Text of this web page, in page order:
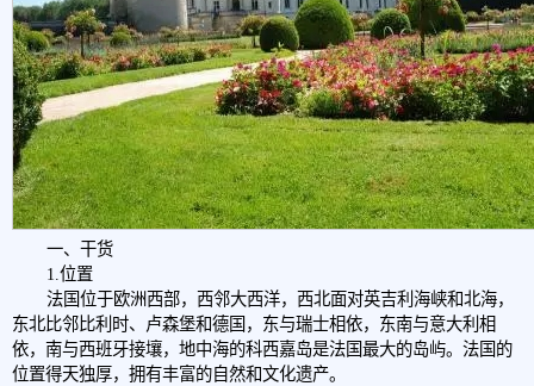
一、干货
1.位置
法国位于欧洲西部，西邻大西洋，西北面对英吉利海峡和北海，
东北比邻比利时、卢森堡和德国，东与瑞士相依，东南与意大利相
依，南与西班牙接壤，地中海的科西嘉岛是法国最大的岛屿。法国的
位置得天独厚，拥有丰富的自然和文化遗产。